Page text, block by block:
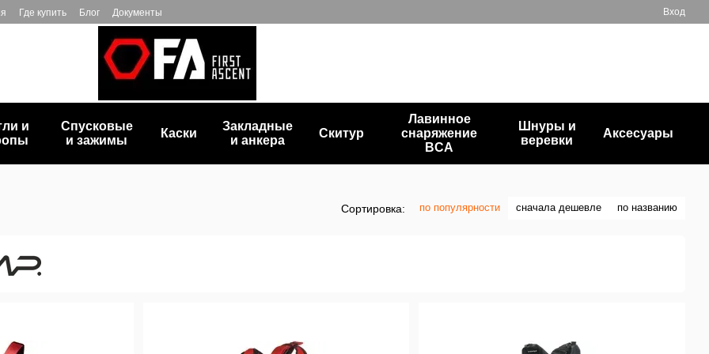
Где купить Блог Документы Вход
и
Спусковые
и зажимы
Каски
Закладные
и анкера
Скитур
Лавинное
снаряжение
BCA
Шнуры и
веревки
Аксесуары
Сортировка: по популярности сначала дешевле по названию